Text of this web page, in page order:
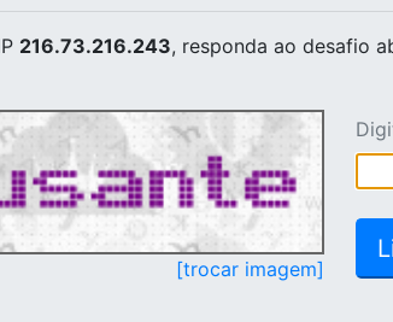
216.73.216.243, responda ao desafio
[trocar imagem]